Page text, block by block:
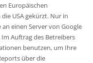
Europäischen
USA gekürzt. Nur in
einen Server von Google
Auftrag des Betreibers
benutzen, um Ihre
über die